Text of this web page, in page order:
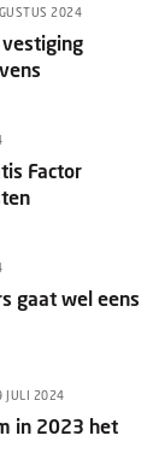
2024
vestiging
Factor
gaat wel eens
JULI 2024
in 2023 het